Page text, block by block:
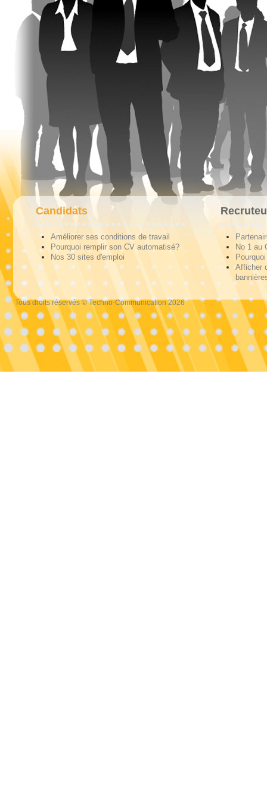
Candidats
Améliorer ses conditions de travail
Pourquoi remplir son CV automatisé?
Nos 30 sites d'emploi
No 1 au
Afficher
Tous droits réservés © Techno-Communication 2026